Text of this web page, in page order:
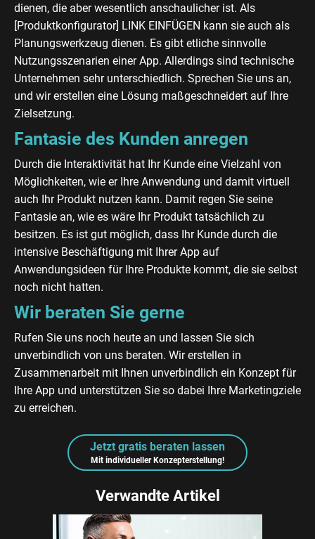
dienen, die aber wesentlich anschaulicher ist. Als
[Produktkonfigurator] LINK EINFÜGEN kann sie auch als
Planungswerkzeug dienen. Es gibt etliche sinnvolle
Nutzungsszenarien einer App. Allerdings sind technische
Unternehmen sehr unterschiedlich. Sprechen Sie uns an,
und wir erstellen eine Lösung maßgeschneidert auf Ihre
Zielsetzung.
Fantasie des Kunden anregen
Durch die Interaktivität hat Ihr Kunde eine Vielzahl von
Möglichkeiten, wie er Ihre Anwendung und damit virtuell
auch Ihr Produkt nutzen kann. Damit regen Sie seine
Fantasie an, wie es wäre Ihr Produkt tatsächlich zu
besitzen. Es ist gut möglich, dass Ihr Kunde durch die
intensive Beschäftigung mit Ihrer App auf
Anwendungsideen für Ihre Produkte kommt, die sie selbst
noch nicht hatten.
Wir beraten Sie gerne
Rufen Sie uns noch heute an und lassen Sie sich
unverbindlich von uns beraten. Wir erstellen in
Zusammenarbeit mit Ihnen unverbindlich ein Konzept für
Ihre App und unterstützen Sie so dabei Ihre Marketingziele
zu erreichen.
Jetzt gratis beraten lassen
Mit individueller Konzepterstellung!
Verwandte Artikel